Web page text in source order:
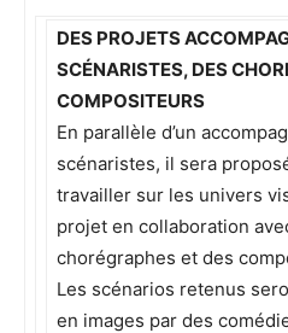
DES PROJETS
SCÉNARISTES, DES
COMPOSITEURS
En parallèle d’un
scénaristes, il sera
travailler sur les univers
projet en collaboration
chorégraphes et des
Les scénarios retenus
en images par des